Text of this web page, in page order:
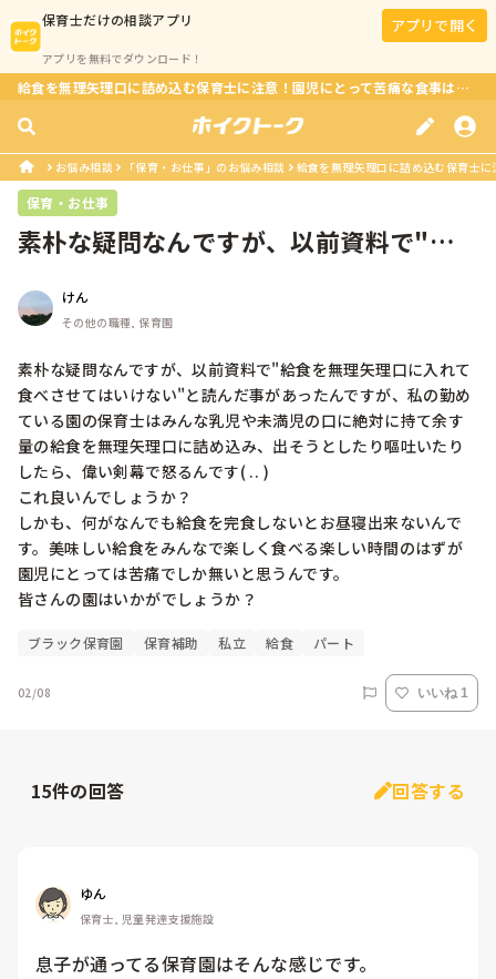
保育士だけの相談アプリ
アプリを無料でダウンロード！
アプリで開く
給食を無理矢理口に詰め込む保育士に注意！園児にとって苦痛な食事は良くない？
お悩み相談 「保育・お仕事」のお悩み相談 給食を無理矢理口に詰め込む保育士
保育・お仕事
素朴な疑問なんですが、以前資料で"給
けん
その他の職種, 保育園
素朴な疑問なんですが、以前資料で"給食を無理矢理口に入れて
食べさせてはいけない"と読んだ事があったんですが、私の勤め
ている園の保育士はみんな乳児や未満児の口に絶対に持て余す
量の給食を無理矢理口に詰め込み、出そうとしたり嘔吐いたり
したら、偉い剣幕で怒るんです( .. )
これ良いんでしょうか？
しかも、何がなんでも給食を完食しないとお昼寝出来ないんで
す。美味しい給食をみんなで楽しく食べる楽しい時間のはずが
園児にとっては苦痛でしか無いと思うんです。
皆さんの園はいかがでしょうか？
ブラック保育園 保育補助 私立 給食 パート
02/08 いいね 1
15件の回答 回答する
ゆん
保育士, 児童発達支援施設
息子が通ってる保育園はそんな感じです。